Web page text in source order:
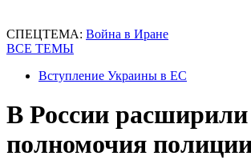
СПЕЦТЕМА: Война в Иране
ВСЕ ТЕМЫ
Вступление Украины в ЕС
В России расширили
полномочия